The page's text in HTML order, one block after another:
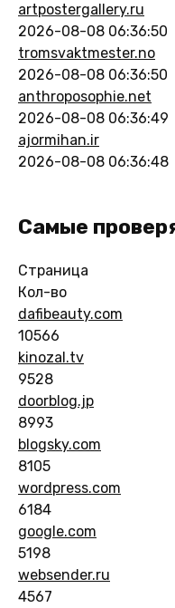
artpostergallery.ru
2026-08-08 06:36:50
tromsvaktmester.no
2026-08-08 06:36:50
anthroposophie.net
2026-08-08 06:36:49
ajormihan.ir
2026-08-08 06:36:48
Самые
Страница
Кол-во
dafibeauty.com
10566
kinozal.tv
9528
doorblog.jp
8993
blogsky.com
8105
wordpress.com
6184
google.com
5198
websender.ru
4567